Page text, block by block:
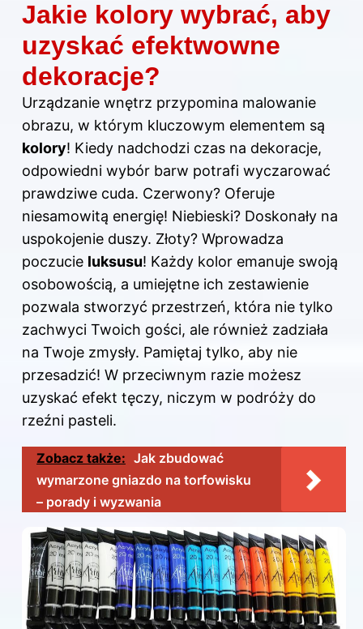
Jakie kolory wybrać, aby
uzyskać efektwowne
dekoracje?
Urządzanie wnętrz przypomina malowanie
obrazu, w którym kluczowym elementem są
kolory! Kiedy nadchodzi czas na dekoracje,
odpowiedni wybór barw potrafi wyczarować
prawdziwe cuda. Czerwony? Oferuje
niesamowitą energię! Niebieski? Doskonały na
uspokojenie duszy. Złoty? Wprowadza
poczucie luksusu! Każdy kolor emanuje swoją
osobowością, a umiejętne ich zestawienie
pozwala stworzyć przestrzeń, która nie tylko
zachwyci Twoich gości, ale również zadziała
na Twoje zmysły. Pamiętaj tylko, aby nie
przesadzić! W przeciwnym razie możesz
uzyskać efekt tęczy, niczym w podróży do
rzeźni pasteli.
Zobacz także: Jak zbudować
wymarzone gniazdo na torfowisku
– porady i wyzwania